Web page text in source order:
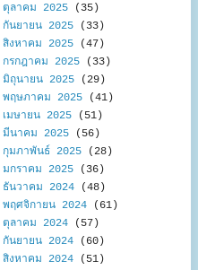
ตุลาคม 2025 (35)
กันยายน 2025 (33)
สิงหาคม 2025 (47)
กรกฎาคม 2025 (33)
มิถุนายน 2025 (29)
พฤษภาคม 2025 (41)
เมษายน 2025 (51)
มีนาคม 2025 (56)
กุมภาพันธ์ 2025 (28)
มกราคม 2025 (36)
ธันวาคม 2024 (48)
พฤศจิกายน 2024 (61)
ตุลาคม 2024 (57)
กันยายน 2024 (60)
สิงหาคม 2024 (51)